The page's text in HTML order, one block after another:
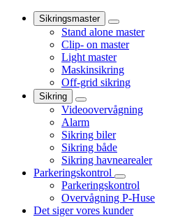
Sikringsmaster
Stand alone master
Clip- on master
Light master
Maskinsikring
Off-grid sikring
Sikring
Videoovervågning
Alarm
Sikring biler
Sikring både
Sikring havnearealer
Parkeringskontrol
Parkeringskontrol
Overvågning P-Huse
Det siger vores kunder